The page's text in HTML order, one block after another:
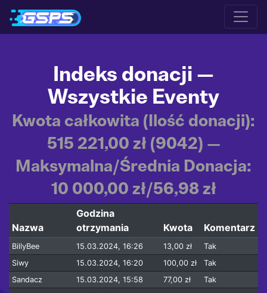
Indeks donacji —
Wszystkie Eventy
Kwota całkowita (Ilość donacji):
515 221,00 zł (9042) —
Maksymalna/Średnia Donacja:
10 000,00 zł/56,98 zł
Nazwa
Godzina
otrzymania
Kwota Komentarz
BillyBee 15.03.2024, 16:26 13,00 zł
Tak
Siwy
15.03.2024, 16:20 100,00 zł
Tak
Sandacz
15.03.2024, 15:58 77,00 zł
Tak